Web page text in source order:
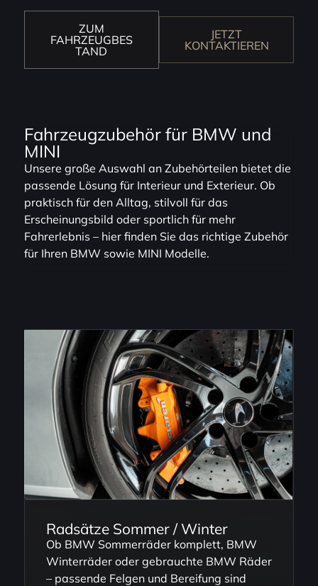
ZUM
FAHRZEUGBES
TAND
JETZT
KONTAKTIEREN
Fahrzeugzubehör für BMW und
MINI
Unsere große Auswahl an Zubehörteilen bietet die
passende Lösung für Interieur und Exterieur. Ob
praktisch für den Alltag, stilvoll für das
Erscheinungsbild oder sportlich für mehr
Fahrerlebnis – hier finden Sie das richtige Zubehör
für Ihren BMW sowie MINI Modelle.
Radsätze Sommer / Winter
Ob BMW Sommerräder komplett, BMW
Winterräder oder gebrauchte BMW Räder
– passende Felgen und Bereifung sind